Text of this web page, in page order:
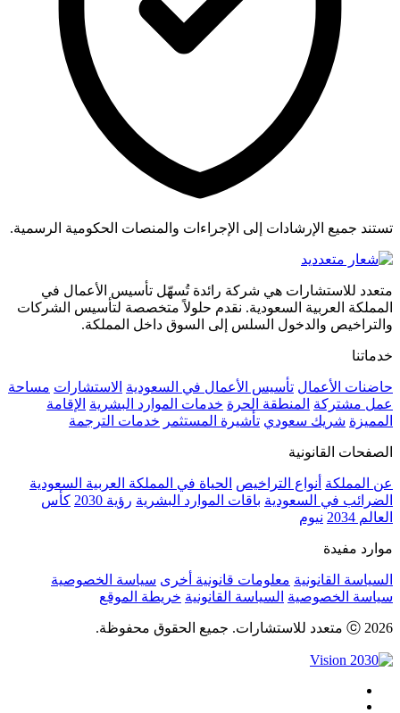
تستند جميع الإرشادات إلى الإجراءات والمنصات الحكومية الرسمية.
متعدد للاستشارات هي شركة رائدة تُسهّل تأسيس الأعمال في
المملكة العربية السعودية. نقدم حلولاً متخصصة لتأسيس الشركات
والتراخيص والدخول السلس إلى السوق داخل المملكة.
خدماتنا
حاضنات الأعمال تأسيس الأعمال في السعودية الاستشارات مساحة
عمل مشتركة المنطقة الحرة خدمات الموارد البشرية الإقامة
المميزة شريك سعودي تأشيرة المستثمر خدمات الترجمة
الصفحات القانونية
عن المملكة أنواع التراخيص الحياة في المملكة العربية السعودية
الضرائب في السعودية باقات الموارد البشرية رؤية 2030
كأس
العالم 2034
نيوم
موارد مفيدة
السياسة القانونية معلومات قانونية أخرى سياسة الخصوصية
سياسة الخصوصية السياسة القانونية خريطة الموقع
ⓒ 2026 متعدد للاستشارات. جميع الحقوق محفوظة.